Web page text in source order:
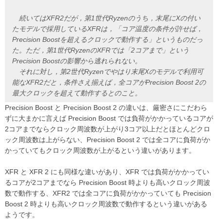
続いてはXFR2だが，第1世代Ryzenのうち，末尾にXの付い
たモデルで採用しているXFRは，「コア温度の条件が許せば，
Precision Boostを超えるクロックで動作する」というものだっ
た。ただ，第1世代RyzenのXFRでは「2コアまで」という
Precision Boostの影響から逃れられない。
それに対し，第2世代Ryzenでやはり末尾Xのモデルで利用可
能なXFR2だと，条件さえ揃えば，全コアがPrecision Boost 2の
最大クロックを超えて動作するとのこと。
Precision Boost と Precision Boost 2 の違いは、厳密さにこだわら
ずに大まかに言えば Precision Boost では負荷がかかっているコアが
2コアまでならクロック周波数が上がり3コア以上だとほとんどクロ
ック周波数は上がらない、Precision Boost 2 では全コアに負荷がか
かっていてもクロック周波数が上がるという違いがあります。
XFR と XFR 2 にも同様な違いがあり、XFR では負荷がかかってい
るコアが2コアまでなら Precision Boost 時よりも高いクロック周波
数で動作する、XFR2 では全コアに負荷がかかっていても Precision
Boost 2 時よりも高いクロック周波数で動作するという違いがある
ようです。